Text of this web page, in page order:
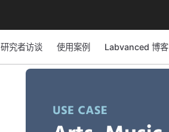
研究者访谈 使用案例 Labvanced 博客